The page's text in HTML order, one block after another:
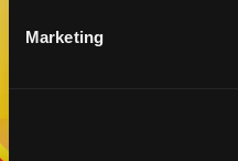
Marketing